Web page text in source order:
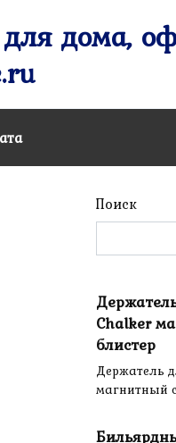
дома,
Поиск
Chalker
блистер
Держатель
магнитный